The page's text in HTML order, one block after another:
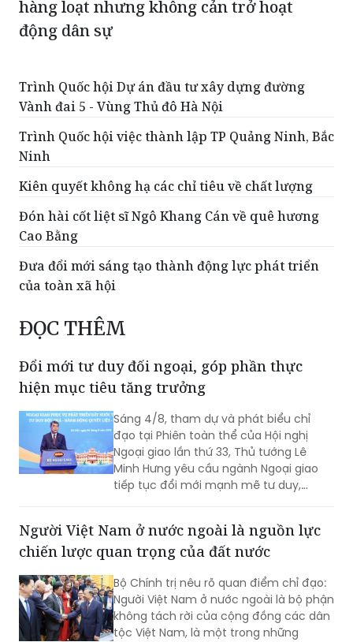
Trình Quốc hội Dự án đầu tư xây dựng đường
Trình Quốc hội việc thành lập TP Quảng Ninh, Bắc
Ninh
Kiên quyết không hạ các chỉ tiêu về chất lượng
Cao Bằng
Đưa đổi mới sáng tạo thành động lực phát triển
của toàn xã hội
ĐỌC THÊM
Đổi mới tư duy đối ngoại, góp phần thực
Sáng 4/8, tham dự và phát biểu chỉ
đạo tại Phiên toàn thể của Hội nghị
Ngoại giao lần thứ 33, Thủ tướng Lê
Minh Hưng yêu cầu ngành Ngoại giao
tiếp tục đổi mới mạnh mẽ tư duy,
phương thức triển khai công tác đối
ngoại theo hướng chủ động hơn, thực
chất hơn, đồng hành chặt chẽ hơn với
đồng doanh nghiệp nhằm góp phần
thực hiện mục tiêu tăng trưởng 2 con
số.
Người Việt Nam ở nước ngoài là nguồn lực
Bộ Chính trị nêu rõ quan điểm chỉ đạo:
Người Việt Nam ở nước ngoài là bộ phận
không tách rời của cộng đồng các dân
tộc Việt Nam, là một trong những
nguồn lực chiến lược quan trọng, góp
phần nâng cao sức mạnh tổng hợp